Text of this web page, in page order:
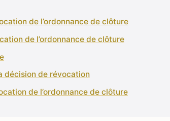
de l’ordonnance de clôture
de l’ordonnance de clôture
décision de révocation
de l’ordonnance de clôture